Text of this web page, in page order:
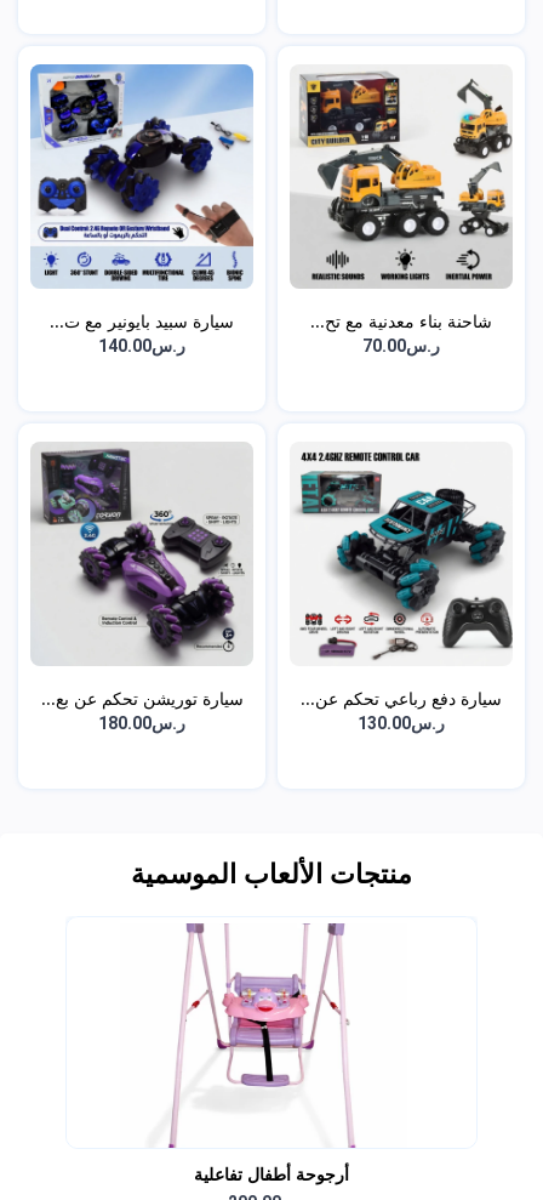
شاحنة بناء معدنية مع تح...
ر.س70.00
سيارة سبيد بايونير مع ت...
ر.س140.00
سيارة دفع رباعي تحكم عن...
ر.س130.00
سيارة توريشن تحكم عن بع...
ر.س180.00
منتجات الألعاب الموسمية
أرجوحة أطفال تفاعلية